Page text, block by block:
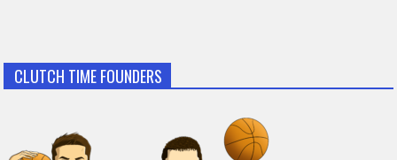
CLUTCH TIME FOUNDERS